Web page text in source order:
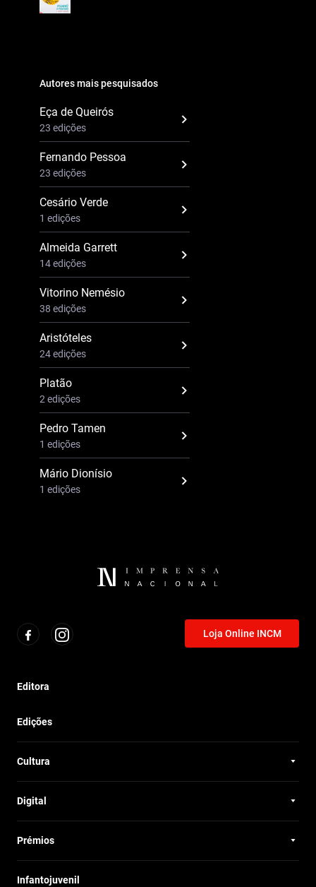
Autores mais pesquisados
Eça de Queirós
23 edições
Fernando Pessoa
23 edições
Cesário Verde
1 edições
Almeida Garrett
14 edições
Vitorino Nemésio
38 edições
Aristóteles
24 edições
Platão
2 edições
Pedro Tamen
1 edições
Mário Dionísio
1 edições
Loja Online INCM
Editora
Edições
Cultura
Digital
Prémios
Infantojuvenil